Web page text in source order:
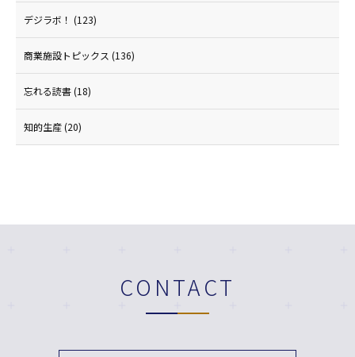
デジラボ！ (123)
商業施設トピックス (136)
忘れる読書(18)
知的生産(20)
CONTACT